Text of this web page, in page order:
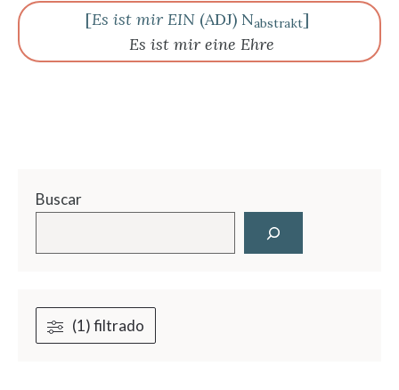
[Es ist mir EIN (ADJ) Nabstrakt]
Es ist mir eine Ehre
Buscar
(1) filtrado